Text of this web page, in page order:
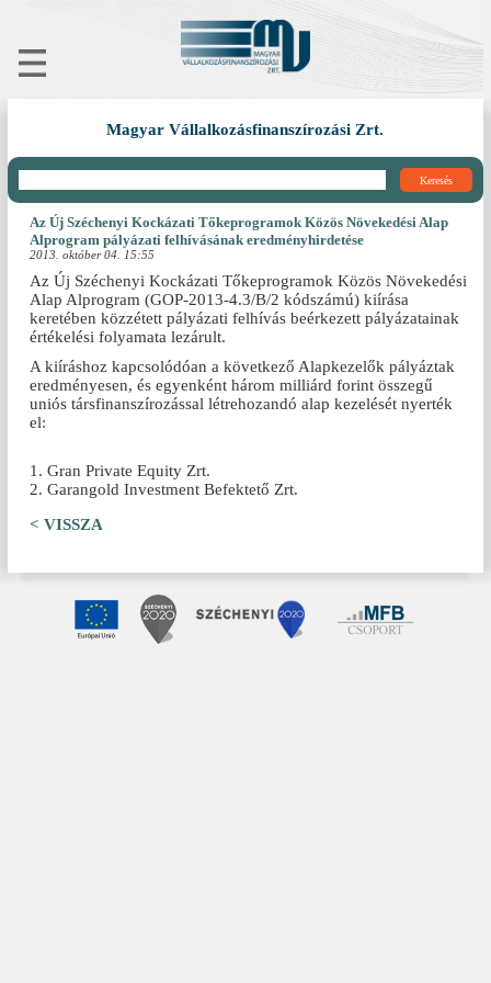
Magyar Vállalkozásfinanszírozási Zrt.
Keresés
Az Új Széchenyi Kockázati Tőkeprogramok Közös Növekedési Alap
Alprogram pályázati felhívásának eredményhirdetése
2013. október 04. 15:55
Az Új Széchenyi Kockázati Tőkeprogramok Közös Növekedési
Alap Alprogram (GOP-2013-4.3/B/2 kódszámú) kiírása
keretében közzétett pályázati felhívás beérkezett pályázatainak
értékelési folyamata lezárult.
A kiíráshoz kapcsolódóan a következő Alapkezelők pályáztak
eredményesen, és egyenként három milliárd forint összegű
uniós társfinanszírozással létrehozandó alap kezelését nyerték
el:
1. Gran Private Equity Zrt.
2. Garangold Investment Befektető Zrt.
< VISSZA